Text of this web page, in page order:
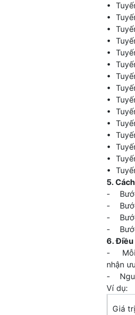
•
•
•
•
•
•
•
•
•
•
•
•
•
•
•
5.
- Bước
- Bước
- Bước
- Bước
6. Điều
- Mỗi
nhận
-
Ví dụ:
Giá